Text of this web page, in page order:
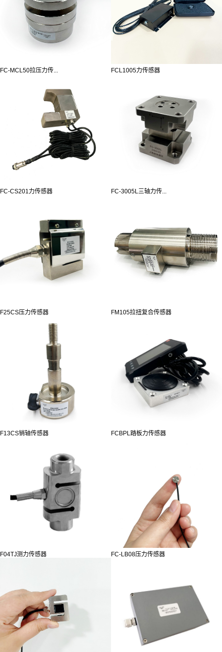
FC-MCL50拉压力传... FCL1005力传感器
FC-CS201力传感器 FC-3005L三轴力传...
F25CS压力传感器 FM105拉扭复合传感器
F13CS销轴传感器 FCBPL踏板力传感器
F04TJ测力传感器 FC-LB08压力传感器